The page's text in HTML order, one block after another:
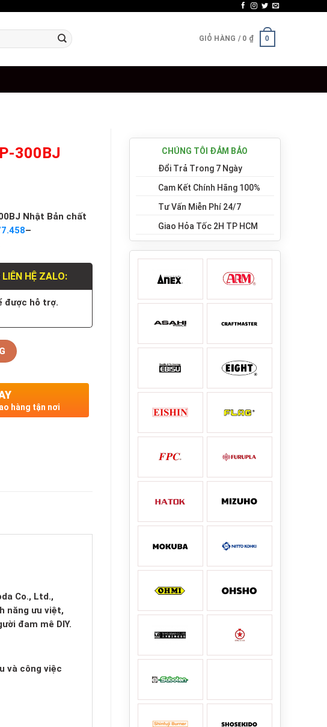
GIỎ HÀNG / 0 ₫ 0
CHÚNG TÔI ĐẢM BẢO
Đổi Trả Trong 7 Ngày
Cam Kết Chính Hãng 100%
Tư Vấn Miễn Phí 24/7
Giao Hỏa Tốc 2H TP HCM
300BJ
Nhật Bản chất
–
HỆ ZALO:
được hỗ trợ.
hàng tận nơi
Co., Ltd.,
năng ưu việt,
đam mê DIY.
và công việc